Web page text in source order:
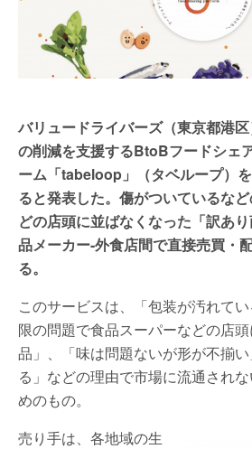
バリュードライバーズ（東京都港
の削減を支援するBtoBフードシェ
ーム「tabeloop」（タベループ）
ると発表した。傷がついているな
どの店頭に並ばなくなった「訳あ
品メーカー-外食店間で直接売買・
る。
このサービスは、「包装が汚れて
限の問題で食品スーパーなどの店
品」、「味は問題ないが形が不揃
る」などの理由で市場に流通され
めのもの。
売り手は、各地域の生